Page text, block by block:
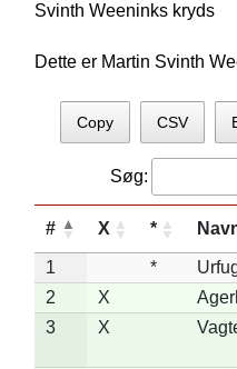
Svinth Weeninks kryds
Dette er Martin Svinth
Copy CSV
Søg:
# X *
1 *
2
X
3
X